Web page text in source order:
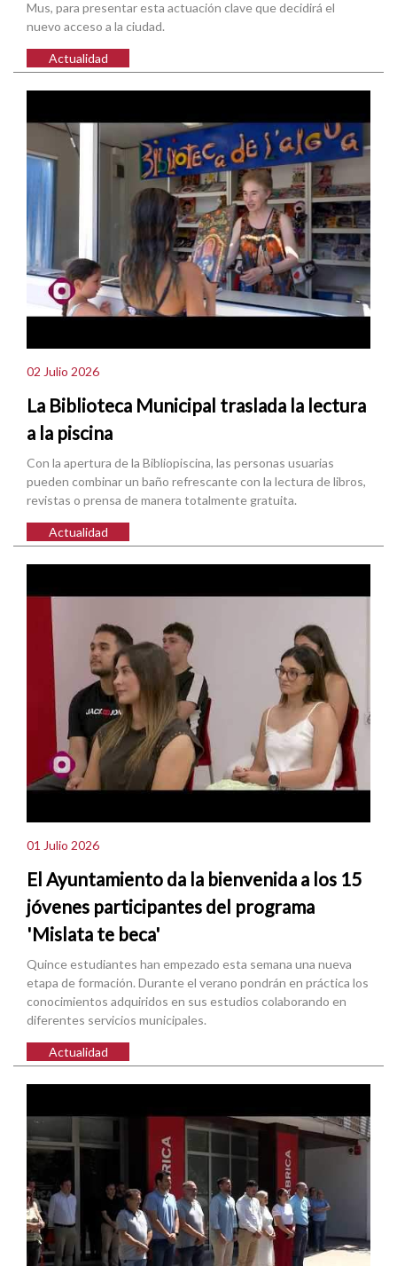
Mus, para presentar esta actuación clave que decidirá el
nuevo acceso a la ciudad.
Actualidad
02 Julio 2026
La Biblioteca Municipal traslada la lectura
a la piscina
Con la apertura de la Bibliopiscina, las personas usuarias
pueden combinar un baño refrescante con la lectura de libros,
revistas o prensa de manera totalmente gratuita.
Actualidad
01 Julio 2026
El Ayuntamiento da la bienvenida a los 15
jóvenes participantes del programa
'Mislata te beca'
Quince estudiantes han empezado esta semana una nueva
etapa de formación. Durante el verano pondrán en práctica los
conocimientos adquiridos en sus estudios colaborando en
diferentes servicios municipales.
Actualidad